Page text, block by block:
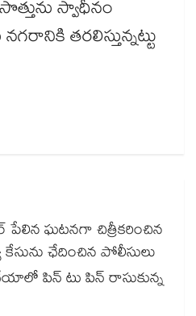
స్వాధీనం
తరలిస్తున్నట్టు
పేలిన ఘటనగా చిత్రీకరించిన
కేసును ఛేదించిన పోలీసులు
పిన్ టు పిన్ రాసుకున్న